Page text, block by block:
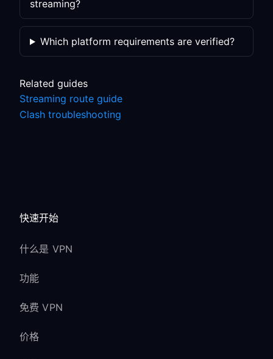
streaming?
Which platform requirements are verified?
Related guides
Streaming route guide
Clash troubleshooting
快速开始
什么是 VPN
功能
免费 VPN
价格